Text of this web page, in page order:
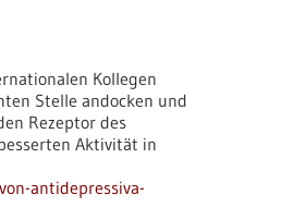
Kollegen
Stelle andocken und
Rezeptor des
Aktivität in
antidepressiva-